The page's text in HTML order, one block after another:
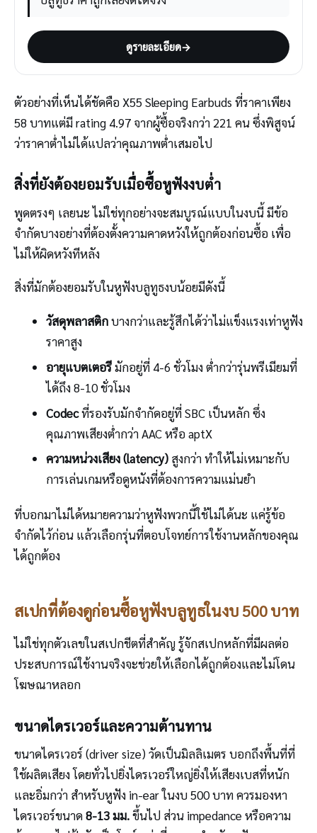
ดูรายละเอียด→
ตัวอย่างที่เห็นได้ชัดคือ X55 Sleeping Earbuds ที่ราคาเพียง
58 บาทแต่มี rating 4.97 จากผู้ซื้อจริงกว่า 221 คน ซึ่งพิสูจน์
ว่าราคาต่ำไม่ได้แปลว่าคุณภาพต่ำเสมอไป
สิ่งที่ยังต้องยอมรับเมื่อซื้อหูฟังงบต่ำ
พูดตรงๆ เลยนะ ไม่ใช่ทุกอย่างจะสมบูรณ์แบบในงบนี้ มีข้อ
จำกัดบางอย่างที่ต้องตั้งความคาดหวังให้ถูกต้องก่อนซื้อ เพื่อ
ไม่ให้ผิดหวังทีหลัง
สิ่งที่มักต้องยอมรับในหูฟังบลูทูธงบน้อยมีดังนี้
วัสดุพลาสติกบางกว่าและรู้สึกได้ว่าไม่แข็งแรงเท่าหูฟัง
ราคาสูง
อายุแบตเตอรีมักอยู่ที่ 4-6 ชั่วโมง ต่ำกว่ารุ่นพรีเมียมที่
ได้ถึง 8-10 ชั่วโมง
Codecที่รองรับมักจำกัดอยู่ที่ SBC เป็นหลัก ซึ่ง
คุณภาพเสียงต่ำกว่า AAC หรือ aptX
ความหน่วงเสียง (latency)สูงกว่า ทำให้ไม่เหมาะกับ
การเล่นเกมหรือดูหนังที่ต้องการความแม่นยำ
ที่บอกมาไม่ได้หมายความว่าหูฟังพวกนี้ใช้ไม่ได้นะ แค่รู้ข้อ
จำกัดไว้ก่อน แล้วเลือกรุ่นที่ตอบโจทย์การใช้งานหลักของคุณ
ได้ถูกต้อง
สเปกที่ต้องดูก่อนซื้อหูฟังบลูทูธในงบ 500 บาท
ไม่ใช่ทุกตัวเลขในสเปกชีตที่สำคัญ รู้จักสเปกหลักที่มีผลต่อ
ประสบการณ์ใช้งานจริงจะช่วยให้เลือกได้ถูกต้องและไม่โดน
โฆษณาหลอก
ขนาดไดรเวอร์และความต้านทาน
ขนาดไดรเวอร์ (driver size) วัดเป็นมิลลิเมตร บอกถึงพื้นที่ที่
ใช้ผลิตเสียง โดยทั่วไปยิ่งไดรเวอร์ใหญ่ยิ่งให้เสียงเบสที่หนัก
และอิ่มกว่า สำหรับหูฟัง in-ear ในงบ 500 บาท ควรมองหา
ไดรเวอร์ขนาด8-13 มม.ขึ้นไป ส่วน impedance หรือความ